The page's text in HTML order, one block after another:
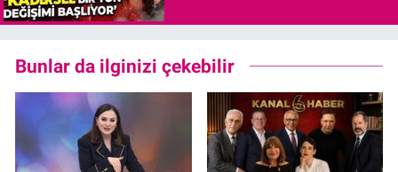
Bunlar da ilginizi çekebilir